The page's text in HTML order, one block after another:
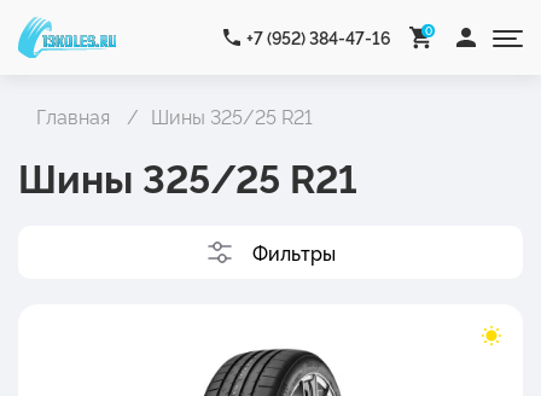
+7 (952) 384-47-16 0
Главная Шины 325/25 R21
Шины 325/25 R21
Фильтры